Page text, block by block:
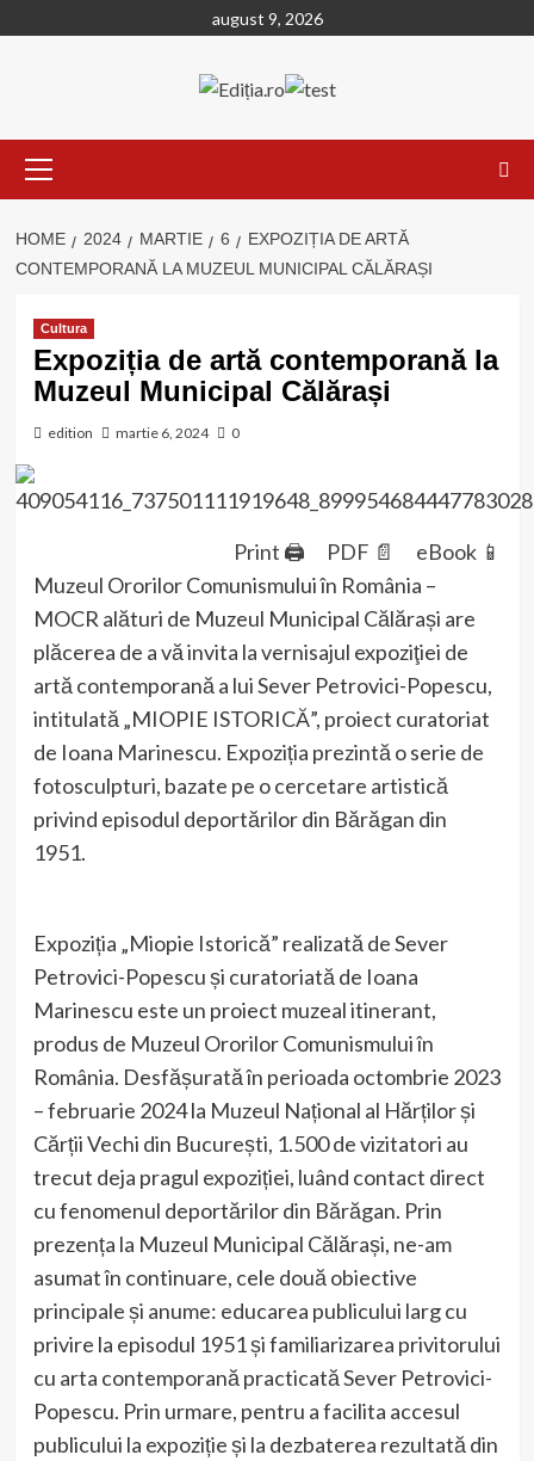
to
august 9, 2026
Menu
HOME 2024 MARTIE 6
EXPOZIȚIA DE ARTĂ
CONTEMPORANĂ LA MUZEUL MUNICIPAL CĂLĂRAȘI
Cultura
Expoziția de artă contemporană la
Muzeul Municipal Călărași
edition martie 6, 2024 0
Print 🖨 PDF 📄
eBook 📱
Muzeul Ororilor Comunismului în România –
MOCR alături de Muzeul Municipal Călărași are
plăcerea de a vă invita la vernisajul expoziţiei de
artă contemporană a lui Sever Petrovici-Popescu,
intitulată „MIOPIE ISTORICĂ”, proiect curatoriat
de Ioana Marinescu. Expoziția prezintă o serie de
fotosculpturi, bazate pe o cercetare artistică
privind episodul deportărilor din Bărăgan din
1951.
Expoziția „Miopie Istorică” realizată de Sever
Petrovici-Popescu și curatoriată de Ioana
Marinescu este un proiect muzeal itinerant,
produs de Muzeul Ororilor Comunismului în
România. Desfășurată în perioada octombrie 2023
– februarie 2024 la Muzeul Național al Hărților și
Cărții Vechi din București, 1.500 de vizitatori au
trecut deja pragul expoziției, luând contact direct
cu fenomenul deportărilor din Bărăgan. Prin
prezența la Muzeul Municipal Călărași, ne-am
asumat în continuare, cele două obiective
principale și anume: educarea publicului larg cu
privire la episodul 1951 și familiarizarea privitorului
cu arta contemporană practicată Sever Petrovici-
Popescu. Prin urmare, pentru a facilita accesul
publicului la expoziție și la dezbaterea rezultată din